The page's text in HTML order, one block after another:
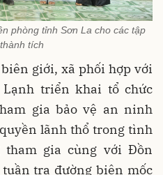
phòng tỉnh Sơn La cho các tập
tích
giới, xã phối hợp với
triển khai tổ chức
gia bảo vệ an ninh
lãnh thổ trong tình
gia cùng với Đồn
tra đường biên mốc